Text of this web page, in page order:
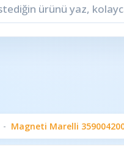
Magneti Marelli